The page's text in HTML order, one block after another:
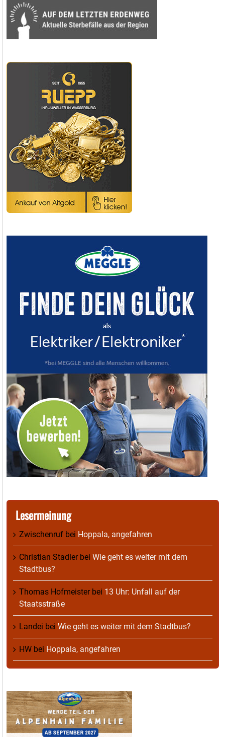
Lesermeinung
Zwischenruf bei Hoppala, angefahren
Christian Stadlerbei Wie geht es weiter mit dem
Stadtbus?
Thomas Hofmeisterbei 13 Uhr: Unfall auf der
Staatsstraße
Landei bei Wie geht es weiter mit dem Stadtbus?
HW bei Hoppala, angefahren